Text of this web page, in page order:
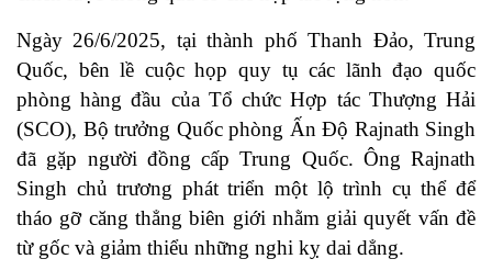
Ngày 26/6/2025, tại thành phố Thanh Đảo, Trung
Quốc, bên lề cuộc họp quy tụ các lãnh đạo quốc
phòng hàng đầu của Tổ chức Hợp tác Thượng Hải
(SCO), Bộ trưởng Quốc phòng Ấn Độ Rajnath Singh
đã gặp người đồng cấp Trung Quốc. Ông Rajnath
Singh chủ trương phát triển một lộ trình cụ thể để
tháo gỡ căng thẳng biên giới nhằm giải quyết vấn đề
từ gốc và giảm thiểu những nghi kỵ dai dẳng.